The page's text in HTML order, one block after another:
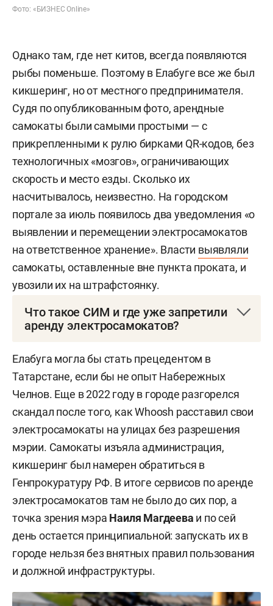
Фото: «БИЗНЕС Online»
Однако там, где нет китов, всегда появляются
рыбы поменьше. Поэтому в Елабуге все же был
кикшеринг, но от местного предпринимателя.
Судя по опубликованным фото, арендные
самокаты были самыми простыми — с
прикрепленными к рулю бирками QR-кодов, без
технологичных «мозгов», ограничивающих
скорость и место езды. Сколько их
насчитывалось, неизвестно. На городском
портале за июль появилось два уведомления «о
выявлении и перемещении электросамокатов
на ответственное хранение». Власти выявляли
самокаты, оставленные вне пункта проката, и
увозили их на штрафстоянку.
Что такое СИМ и где уже запретили
аренду электросамокатов?
Согласно пункту ПДД 1.2, средство
индивидуальной мобильности, или СИМ, —
транспортное средство, имеющее одно или
несколько колес (роликов), предназначенное
для индивидуального передвижения человека
посредством использования двигателя
(двигателей) (электросамокаты,
электроскейтборды, гироскутеры, сегвеи,
моноколеса и иные аналогичные средства).
Термин появился в 2023 году, когда тему
набирающих популярность электросамокатов
решили отрегулировать. С тех пор все пункты
ПДД, в которых используется термин
«транспортное средство», относятся и к
Елабуга могла бы стать прецедентом в
Татарстане, если бы не опыт Набережных
Челнов. Еще в 2022 году в городе разгорелся
скандал после того, как Whoosh расставил свои
электросамокаты на улицах без разрешения
мэрии. Самокаты изъяла администрация,
кикшеринг был намерен обратиться в
Генпрокуратуру РФ. В итоге сервисов по аренде
электросамокатов там не было до сих пор, а
точка зрения мэра Наиля Магдеева и по сей
день остается принципиальной: запускать их в
городе нельзя без внятных правил пользования
и должной инфраструктуры.